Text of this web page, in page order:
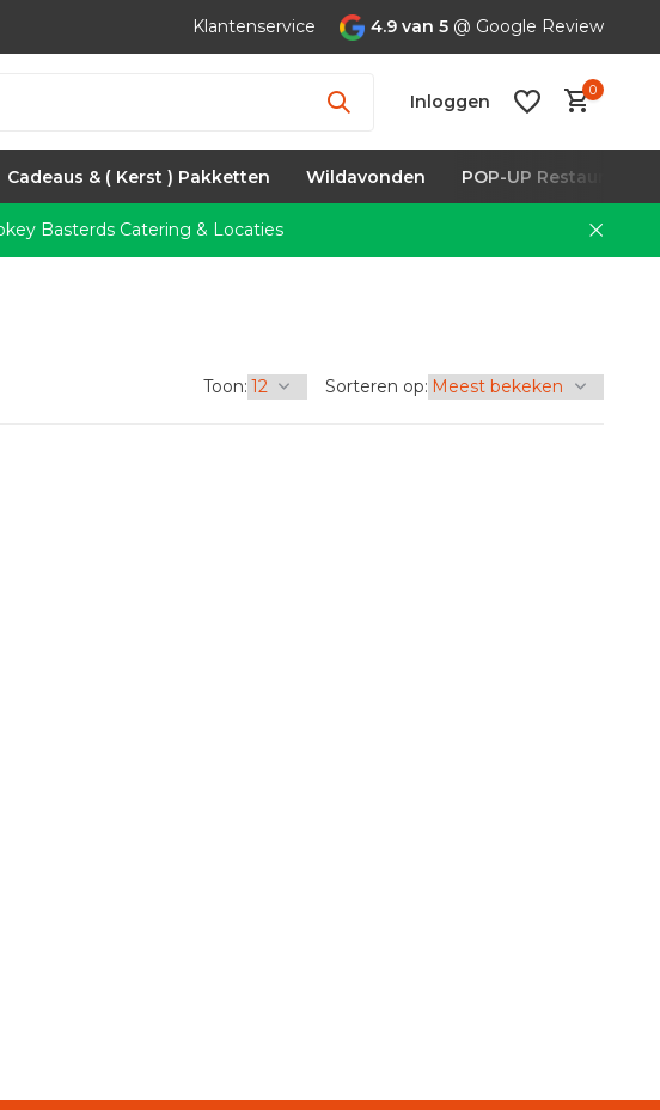
Klantenservice 4.9 van 5 @ Google Review
Inloggen
0
Cadeaus & ( Kerst ) Pakketten Wildavonden POP-UP Restaurants
Basterds Catering & Locaties
Toon: Sorteren op: